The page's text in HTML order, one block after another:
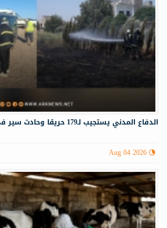
الدفاع المدني يستجيب لـ179 حريقا وحادث سير في عموم سوريا
Aug 04 2026